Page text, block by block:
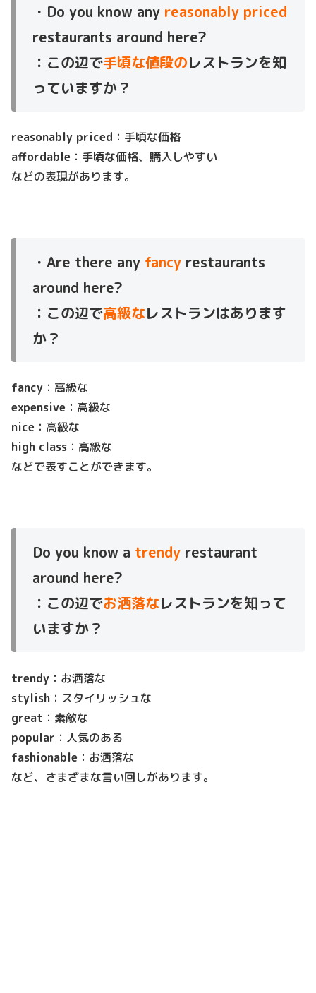
・Do you know any reasonably priced
restaurants around here?
：この辺で手頃な値段のレストランを知
っていますか？
reasonably priced ：手頃な価格
affordable ：手頃な価格、購入しやすい
などの表現があります。
・Are there any fancy restaurants
around here?
：この辺で高級なレストランはあります
か？
fancy ：高級な
expensive ：高級な
nice ：高級な
high class ：高級な
などで表すことができます。
Do you know a trendy restaurant
around here?
：この辺でお洒落なレストランを知って
いますか？
trendy ：お洒落な
stylish ：スタイリッシュな
great ：素敵な
popular ：人気のある
fashionable ：お洒落な
など、さまざまな言い回しがあります。